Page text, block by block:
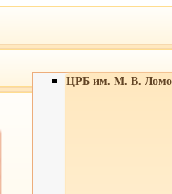
ЦРБ им. М. В.